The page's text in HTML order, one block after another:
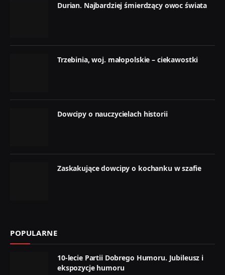
Durian. Najbardziej śmierdzący owoc świata
Trzebinia, woj. małopolskie – ciekawostki
Dowcipy o nauczycielach historii
Zaskakujące dowcipy o kochanku w szafie
POPULARNE
10-lecie Partii Dobrego Humoru. Jubileusz i
ekspozycje humoru